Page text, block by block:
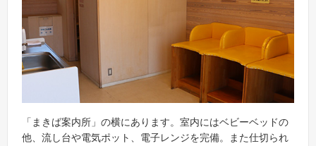
「まきば案内所」の横にあります。室内にはベビーベッドの
他、流し台や電気ポット、電子レンジを完備。また仕切られ